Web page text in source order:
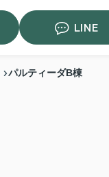
LINE
パルティーダB棟